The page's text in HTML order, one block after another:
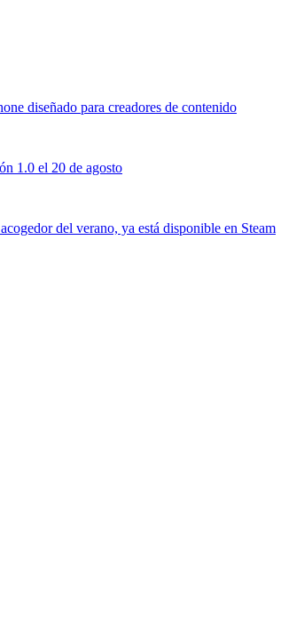
diseñado para creadores de contenido
1.0 el 20 de agosto
del verano, ya está disponible en Steam